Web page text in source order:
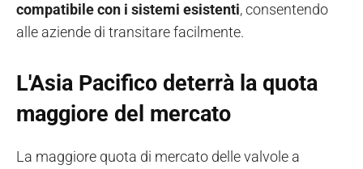
compatibile con i sistemi esistenti, consentendo
alle aziende di transitare facilmente.
L'Asia Pacifico deterrà la quota
maggiore del mercato
La maggiore quota di mercato delle valvole a